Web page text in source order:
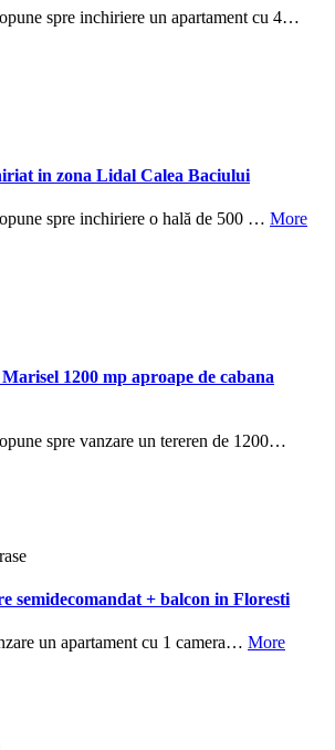
spre inchiriere un apartament cu 4…
in zona Lidal Calea Baciului
spre inchiriere o hală de 500 … More
1200 mp aproape de cabana
spre vanzare un tereren de 1200…
semidecomandat + balcon in Floresti
un apartament cu 1 camera… More